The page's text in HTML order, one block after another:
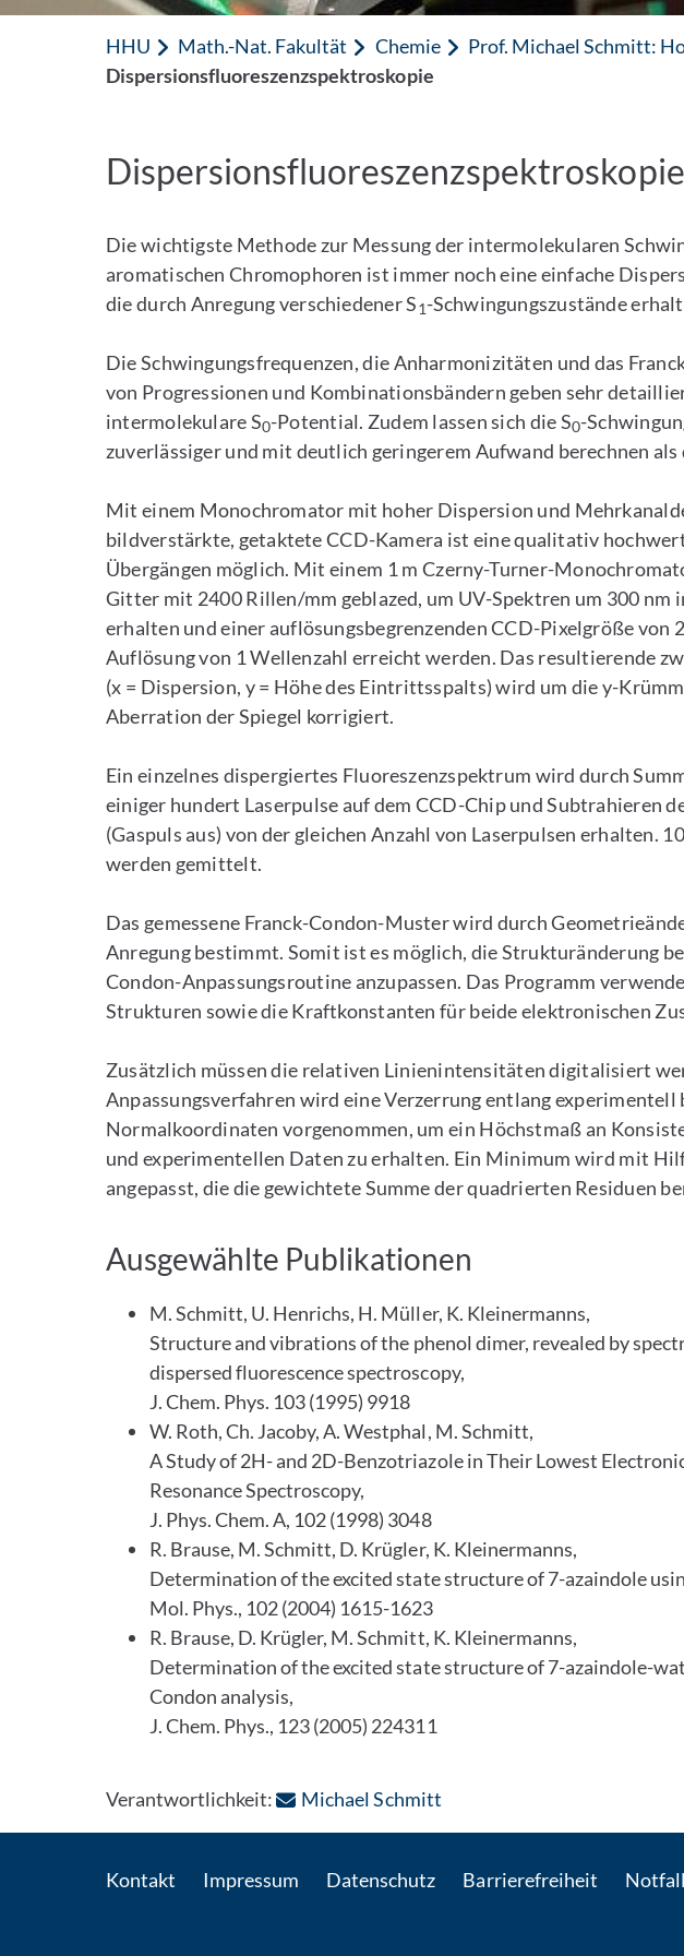
HHU Math.-Nat. Fakultät Chemie Prof. Michael Schmitt:
Dispersionsfluoreszenzspektroskopie
Dispersionsfluoreszenzspektroskopie
Die wichtigste Methode zur Messung der intermolekularen
aromatischen Chromophoren ist immer noch eine einfache
die durch Anregung verschiedener S1-Schwingungszustände
Die Schwingungsfrequenzen, die Anharmonizitäten und das
von Progressionen und Kombinationsbändern geben sehr
intermolekulare S0-Potential. Zudem lassen sich die S0-
zuverlässiger und mit deutlich geringerem Aufwand berechnen als
Mit einem Monochromator mit hoher Dispersion und
bildverstärkte, getaktete CCD-Kamera ist eine qualitativ
Übergängen möglich. Mit einem 1 m Czerny-Turner-
Gitter mit 2400 Rillen/mm geblazed, um UV-Spektren um 300 nm
erhalten und einer auflösungsbegrenzenden CCD-Pixelgröße von
Auflösung von 1 Wellenzahl erreicht werden. Das resultierende
(x = Dispersion, y = Höhe des Eintrittsspalts) wird um die y-
Aberration der Spiegel korrigiert.
Ein einzelnes dispergiertes Fluoreszenzspektrum wird durch
einiger hundert Laserpulse auf dem CCD-Chip und Subtrahieren
(Gaspuls aus) von der gleichen Anzahl von Laserpulsen erhalten.
werden gemittelt.
Das gemessene Franck-Condon-Muster wird durch
Anregung bestimmt. Somit ist es möglich, die Strukturänderung
Condon-Anpassungsroutine anzupassen. Das Programm
Strukturen sowie die Kraftkonstanten für beide elektronischen
Zusätzlich müssen die relativen Linienintensitäten digitalisiert
Anpassungsverfahren wird eine Verzerrung entlang experimentell
Normalkoordinaten vorgenommen, um ein Höchstmaß an
und experimentellen Daten zu erhalten. Ein Minimum wird mit
angepasst, die die gewichtete Summe der quadrierten Residuen
Ausgewählte Publikationen
M. Schmitt, U. Henrichs, H. Müller, K. Kleinermanns,
Structure and vibrations of the phenol dimer, revealed by
dispersed fluorescence spectroscopy,
J. Chem. Phys. 103 (1995) 9918
W. Roth, Ch. Jacoby, A. Westphal, M. Schmitt,
A Study of 2H- and 2D-Benzotriazole in Their Lowest
Resonance Spectroscopy,
J. Phys. Chem. A, 102 (1998) 3048
R. Brause, M. Schmitt, D. Krügler, K. Kleinermanns,
Determination of the excited state structure of 7-azaindole
Mol. Phys., 102 (2004) 1615-1623
R. Brause, D. Krügler, M. Schmitt, K. Kleinermanns,
Determination of the excited state structure of 7-azaindole-
Condon analysis,
J. Chem. Phys., 123 (2005) 224311
Verantwortlichkeit: Michael Schmitt: Per E-Mail kontaktieren
Kontakt Impressum Datenschutz Barrierefreiheit Notfall